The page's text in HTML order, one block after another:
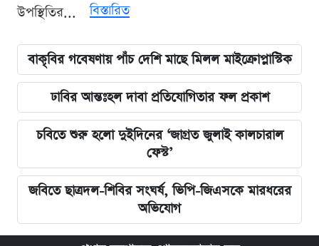
উপস্থিতির...
বিস্তারিত
বাকৃবির গবেষণায় পাঁচ দেশি মাছে মিলল মাইক্রোপ্লাস্টিক
ঢাবির আন্তঃহল দাবা প্রতিযোগিতার ফল প্রকাশ
চবিতে শুরু হলো দুইদিনের ‘জাগ্রত জুলাই কালচারাল
ফেস্ট’
জবিতে ছাত্রদল-শিবির সংঘর্ষ, ভিপি-জিএসকে মারধরের
অভিযোগ